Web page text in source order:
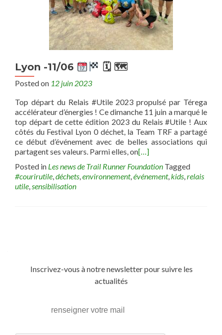
Lyon -11/06 🗓 🗺
Posted on 12 juin 2023
Top départ du Relais #Utile 2023 propulsé par Térega
accélérateur d’énergies ! Ce dimanche 11 juin a marqué le
top départ de cette édition 2023 du Relais #Utile ! Aux
côtés du Festival Lyon 0 déchet, la Team TRF a partagé
ce début d’événement avec de belles associations qui
partagent ses valeurs. Parmi elles, on[…]
Posted in Les news de Trail Runner Foundation Tagged
#courirutile,déchets,environnement,événement,kids,relais
utile,sensibilisation
Inscrivez-vous à notre newsletter pour suivre les
actualités